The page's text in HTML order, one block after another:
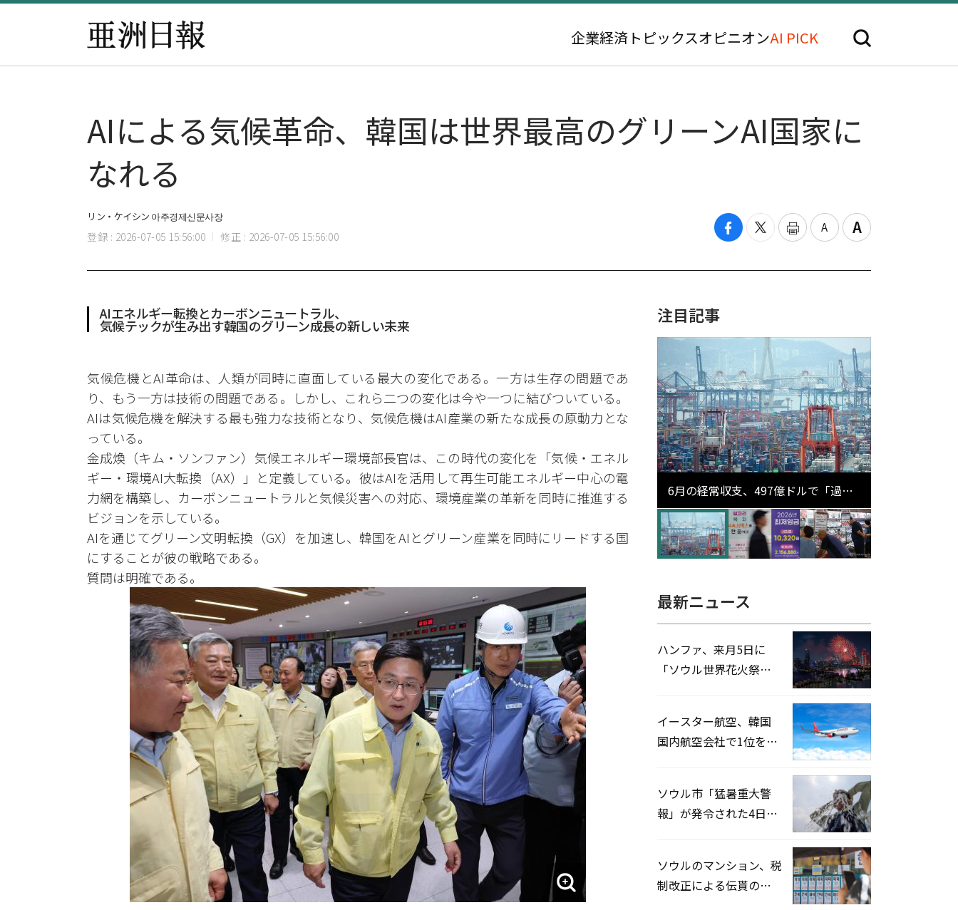
企業経済 トピックスオピニオンAI PICK
AIによる気候革命、韓国は世界最高のグリーンAI国家に
なれる
リン・ケイシン 아주경제신문사장
登録 : 2026-07-05 15:56:00 修正 : 2026-07-05 15:56:00
AIエネルギー転換とカーボンニュートラル、
気候テックが生み出す韓国のグリーン成長の新しい未来
気候危機とAI革命は、人類が同時に直面している最大の変化である。一方は生存の問題であ
り、もう一方は技術の問題である。しかし、これら二つの変化は今や一つに結びついている。
AIは気候危機を解決する最も強力な技術となり、気候危機はAI産業の新たな成長の原動力とな
っている。
金成煥（キム・ソンファン）気候エネルギー環境部長官は、この時代の変化を「気候・エネル
ギー・環境AI大転換（AX）」と定義している。彼はAIを活用して再生可能エネルギー中心の電
力網を構築し、カーボンニュートラルと気候災害への対応、環境産業の革新を同時に推進する
ビジョンを示している。
AIを通じてグリーン文明転換（GX）を加速し、韓国をAIとグリーン産業を同時にリードする国
にすることが彼の戦略である。
質問は明確である。
注目記事
6月の経常収支、497億ドルで「過去
最大」…輸出が初の1000億ドル突破
最新ニュース
ハンファ、来月5日に
「ソウル世界花火祭り
イースター航空、韓国
国内航空会社で1位を記
ソウル市「猛暑重大警
報」が発令された4日、
ソウルのマンション、税
制改正による伝貰の月